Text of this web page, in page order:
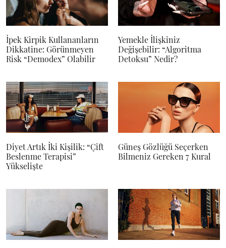
İpek Kirpik Kullananların
Dikkatine: Görünmeyen
Risk “Demodex” Olabilir
Yemekle İlişkiniz
Değişebilir: “Algoritma
Detoksu” Nedir?
Diyet Artık İki Kişilik: “Çift
Beslenme Terapisi”
Yükselişte
Güneş Gözlüğü Seçerken
Bilmeniz Gereken 7 Kural